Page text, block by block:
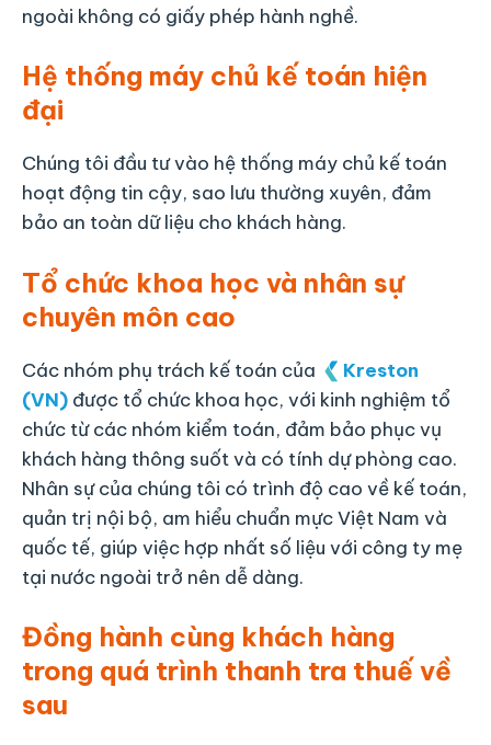
ngoài không có giấy phép hành nghề.
Hệ thống máy chủ kế toán hiện
đại
Chúng tôi đầu tư vào hệ thống máy chủ kế toán
hoạt động tin cậy, sao lưu thường xuyên, đảm
bảo an toàn dữ liệu cho khách hàng.
Tổ chức khoa học và nhân sự
chuyên môn cao
Các nhóm phụ trách kế toán của
Kreston
(VN) được tổ chức khoa học, với kinh nghiệm tổ
chức từ các nhóm kiểm toán, đảm bảo phục vụ
khách hàng thông suốt và có tính dự phòng cao.
Nhân sự của chúng tôi có trình độ cao về kế toán,
quản trị nội bộ, am hiểu chuẩn mực Việt Nam và
quốc tế, giúp việc hợp nhất số liệu với công ty mẹ
tại nước ngoài trở nên dễ dàng.
Đồng hành cùng khách hàng
trong quá trình thanh tra thuế về
sau